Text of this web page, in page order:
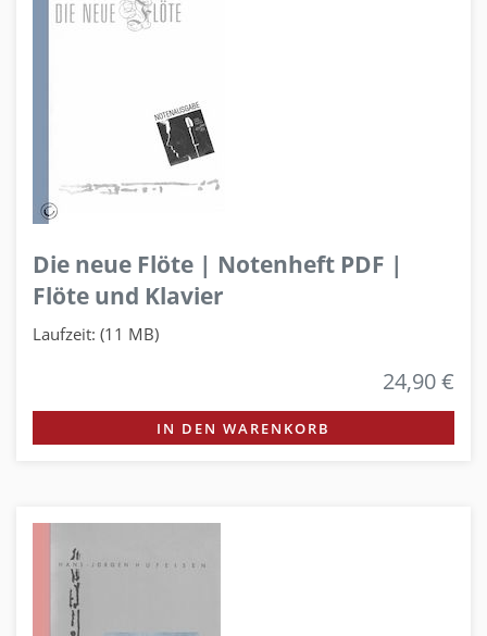
Die neue Flöte | Notenheft PDF |
Flöte und Klavier
Laufzeit: (11 MB)
24,90 €
IN DEN WARENKORB